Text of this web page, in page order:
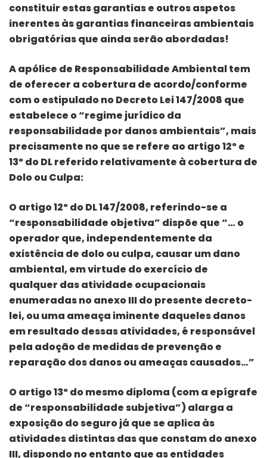
constituir estas garantias e outros aspetos
inerentes às garantias financeiras ambientais
obrigatórias que ainda serão abordadas!
A apólice de Responsabilidade Ambiental tem
de oferecer a cobertura de acordo/conforme
com o estipulado no Decreto Lei 147/2008 que
estabelece o “regime jurídico da
responsabilidade por danos ambientais”, mais
precisamente no que se refere ao artigo 12º e
13º do DL referido relativamente à cobertura de
Dolo ou Culpa:
O artigo 12º do DL 147/2008, referindo-se a
“responsabilidade objetiva” dispõe que “… o
operador que, independentemente da
existência de dolo ou culpa, causar um dano
ambiental, em virtude do exercício de
qualquer das atividade ocupacionais
enumeradas no anexo III do presente decreto-
lei, ou uma ameaça iminente daqueles danos
em resultado dessas atividades, é responsável
pela adoção de medidas de prevenção e
reparação dos danos ou ameaças causados…”
O artigo 13º do mesmo diploma (com a epígrafe
de “responsabilidade subjetiva”) alarga a
exposição do seguro já que se aplica às
atividades distintas das que constam do anexo
III, dispondo no entanto que as entidades